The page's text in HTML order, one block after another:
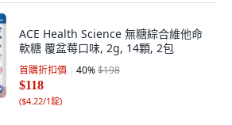
ACE Health Science 無糖綜合維他命
軟糖 覆盆莓口味, 2g, 14顆, 2包
首購折扣價 40%$198
$118
($4.22/1錠)